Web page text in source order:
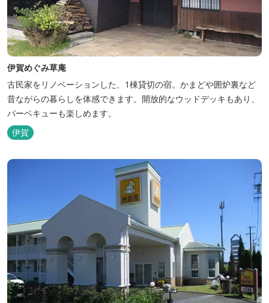
伊賀めぐみ草庵
古民家をリノベーションした、1棟貸切の宿。かまどや囲炉裏など
昔ながらの暮らしを体感できます。開放的なウッドデッキもあり、
バーベキューも楽しめます。
伊賀